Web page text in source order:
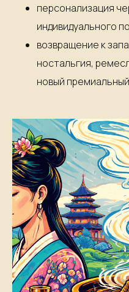
персонализация
индивидуального
возвращение к
ностальгия,
новый